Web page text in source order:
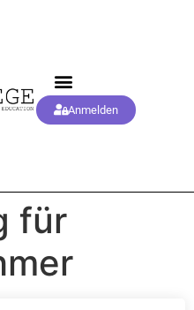
Anmelden
für